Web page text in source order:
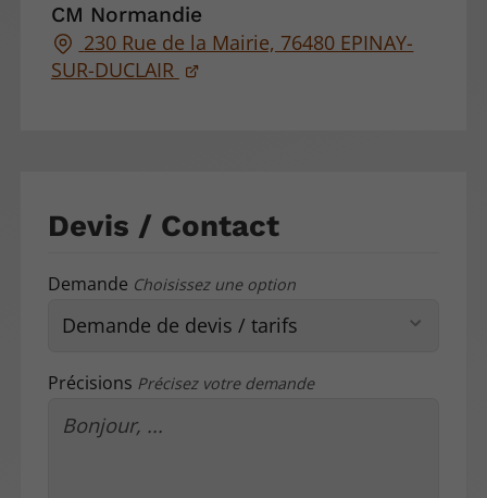
CM Normandie
230 Rue de la Mairie, 76480 EPINAY-
SUR-DUCLAIR
Devis / Contact
Demande Choisissez une option
Précisions Précisez votre demande